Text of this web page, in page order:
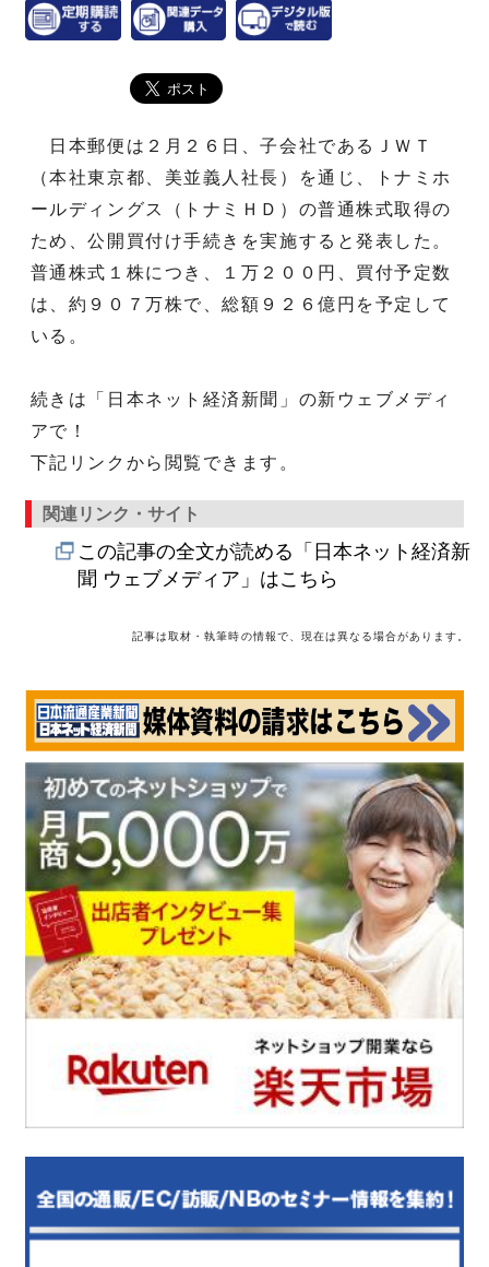
日本郵便は２月２６日、子会社であるＪＷＴ
（本社東京都、美並義人社長）を通じ、トナミホ
ールディングス（トナミＨＤ）の普通株式取得の
ため、公開買付け手続きを実施すると発表した。
普通株式１株につき、１万２００円、買付予定数
は、約９０７万株で、総額９２６億円を予定して
いる。
続きは「日本ネット経済新聞」の新ウェブメディ
アで！
下記リンクから閲覧できます。
関連リンク・サイト
この記事の全文が読める「日本ネット経済新
聞 ウェブメディア」はこちら
記事は取材・執筆時の情報で、現在は異なる場合があります。